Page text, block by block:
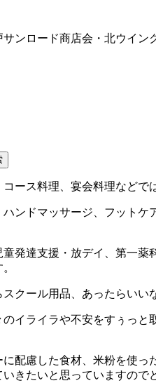
ンロード商店会・北ウイ
ース料理、宴会料理など
ンドマッサージ、フット
発達支援・放デイ、第一
クール用品、あったらいい
イライラや不安をすぅっ
配慮した食材、米粉を使っ
きたいと思っていますので